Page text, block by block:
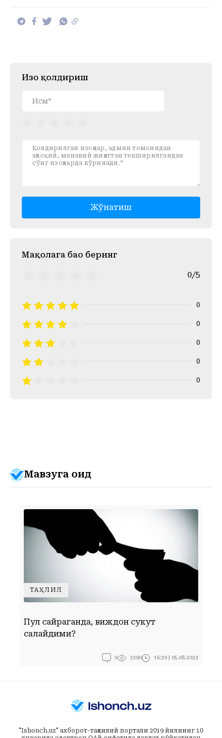
Изоҳ қолдириш
Жўнатиш
Mақолага баҳо беринг
0/5
0
0
0
0
0
Мавзуга оид
ТАҲЛИЛ
Пул сайраганда, виждон сукут
сақлайдими?
0 3390 16:39 | 05.08.2023
"Ishonch.uz" ахборот-таҳлилий портали 2019 йилнинг 10